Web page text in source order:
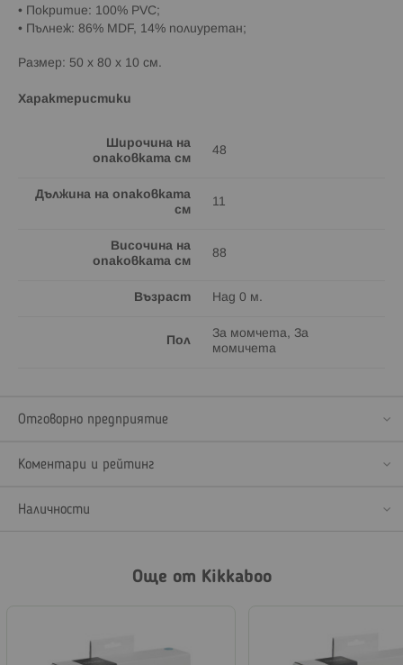
• Покритие: 100% PVC;
• Пълнеж: 86% MDF, 14% полиуретан;
Размер: 50 x 80 x 10 см.
Характеристики
Широчина на
опаковката см
48
Дължина на опаковката
см
11
Височина на
опаковката см
88
Възраст Над 0 м.
Пол
За момчета, За
момичета
Отговорно предприятие
Коментари и рейтинг
Наличности
Още от Kikkaboo